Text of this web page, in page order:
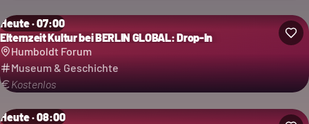
Heute · 07:00
Elternzeit Kultur bei BERLIN GLOBAL: Drop-In
Humboldt Forum
Museum & Geschichte
Kostenlos
Heute · 08:00